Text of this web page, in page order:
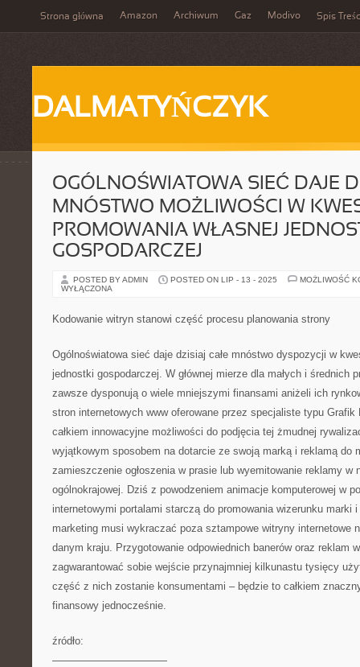
Strona główna Amazon Archiwum Gaz Modivo Spis
DALMATYŃCZYK
OGÓLNOŚWIATOWA SIEĆ DAJE
MNÓSTWO MOŻLIWOŚCI W
PROMOWANIA WŁASNEJ
GOSPODARCZEJ
POSTED BY ADMIN POSTED ON LIP - 13 - 2025
MOŻLIWOŚĆ
WYŁĄCZONA
Kodowanie witryn stanowi część procesu planowania strony
Ogólnoświatowa sieć daje dzisiaj całe mnóstwo dyspozycji w
jednostki gospodarczej. W głównej mierze dla małych i średnich
zawsze dysponują o wiele mniejszymi finansami aniżeli ich
stron internetowych www oferowane przez specjaliste typu Grafik
całkiem innowacyjne możliwości do podjęcia tej żmudnej
wyjątkowym sposobem na dotarcie ze swoją marką i reklamą do
zamieszczenie ogłoszenia w prasie lub wyemitowanie reklamy w
ogólnokrajowej. Dziś z powodzeniem animacje komputerowej w
internetowymi portalami starczą do promowania wizerunku marki
marketing musi wykraczać poza sztampowe witryny internetowe
danym kraju. Przygotowanie odpowiednich banerów oraz reklam
zagwarantować sobie wejście przynajmniej kilkunastu tysięcy
część z nich zostanie konsumentami – będzie to całkiem
finansowy jednocześnie.
źródło:
———————————